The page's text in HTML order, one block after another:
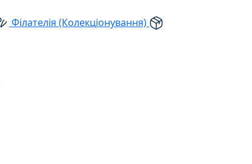
Філателія (Колекціонування)